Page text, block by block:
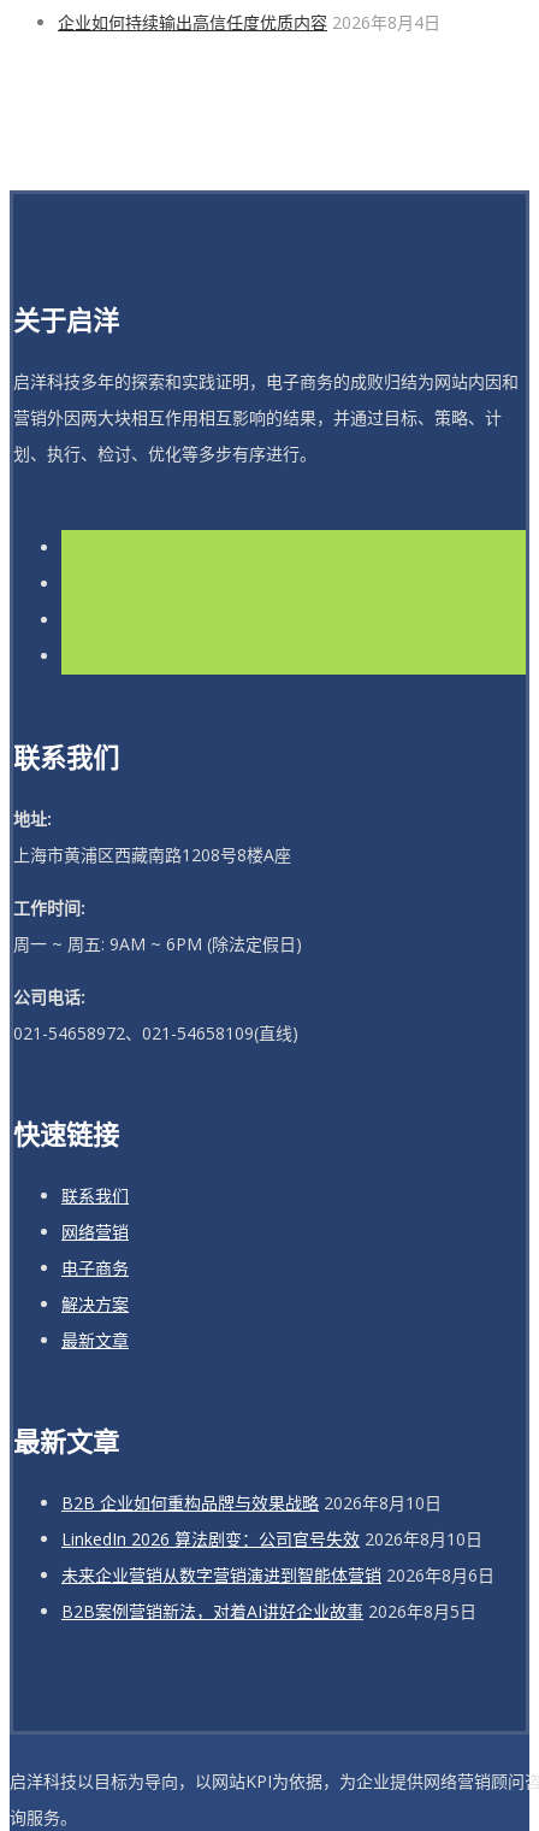
企业如何持续输出高信任度优质内容 2026年8月4日
关于启洋
启洋科技多年的探索和实践证明，电子商务的成败归结为网站内因和
营销外因两大块相互作用相互影响的结果，并通过目标、策略、计
划、执行、检讨、优化等多步有序进行。
联系我们
地址:
上海市黄浦区西藏南路1208号8楼A座
工作时间:
周一 ~ 周五: 9AM ~ 6PM (除法定假日)
公司电话:
021-54658972、021-54658109(直线)
快速链接
联系我们
网络营销
电子商务
解决方案
最新文章
最新文章
B2B 企业如何重构品牌与效果战略 2026年8月10日
LinkedIn 2026 算法剧变：公司官号失效 2026年8月10日
未来企业营销从数字营销演进到智能体营销 2026年8月6日
B2B案例营销新法，对着AI讲好企业故事 2026年8月5日
启洋科技以目标为导向，以网站KPI为依据，为企业提供网络营销顾问
询服务。